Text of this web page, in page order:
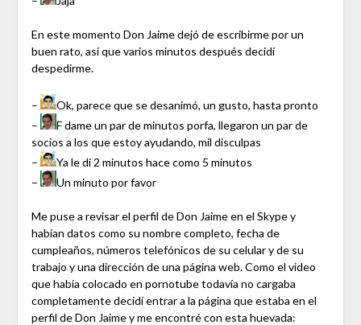
En este momento Don Jaime dejó de escribirme por un
buen rato, así que varios minutos después decidí
despedirme.
–
Ok, parece que se desanimó, un gusto, hasta pronto
–
F dame un par de minutos porfa, llegaron un par de
socios a los que estoy ayudando, mil disculpas
–
Ya le di 2 minutos hace como 5 minutos
–
Un minuto por favor
Me puse a revisar el perfil de Don Jaime en el Skype y
habían datos como su nombre completo, fecha de
cumpleaños, números telefónicos de su celular y de su
trabajo y una dirección de una página web. Como el video
que había colocado en pornotube todavía no cargaba
completamente decidí entrar a la página que estaba en el
perfil de Don Jaime y me encontré con esta huevada: